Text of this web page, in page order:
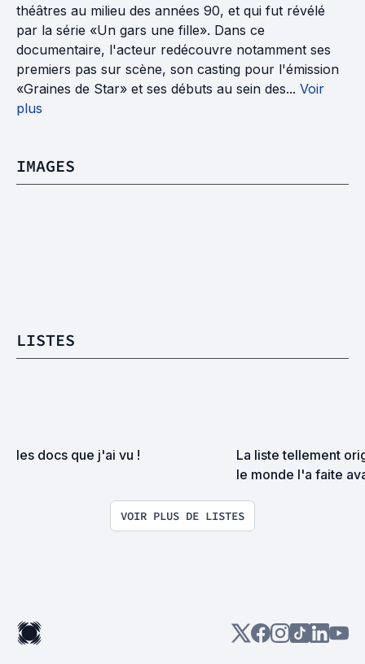
théâtres au milieu des années 90, et qui fut révélé
par la série «Un gars une fille». Dans ce
documentaire, l'acteur redécouvre notamment ses
premiers pas sur scène, son casting pour l'émission
«Graines de Star» et ses débuts au sein des... Voir
plus
IMAGES
LISTES
les docs que j'ai vu !
La liste tellement
le monde l'a faite
VOIR PLUS DE LISTES